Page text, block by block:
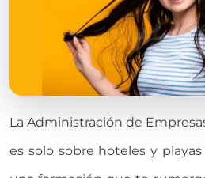
La Administración de
es solo sobre hoteles y